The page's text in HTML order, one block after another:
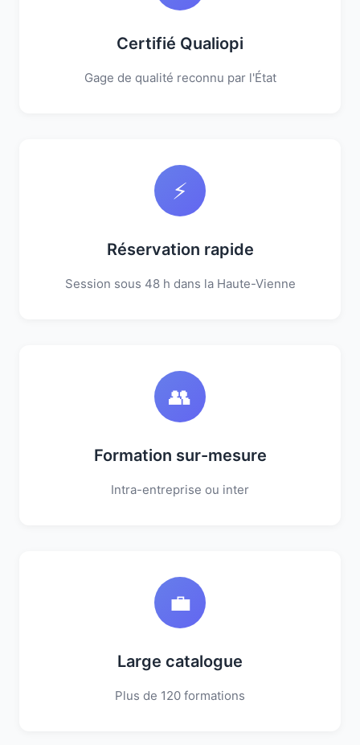
Certifié Qualiopi
Gage de qualité reconnu par l'État
⚡
Réservation rapide
Session sous 48 h dans la Haute-Vienne
👥
Formation sur-mesure
Intra-entreprise ou inter
💼
Large catalogue
Plus de 120 formations